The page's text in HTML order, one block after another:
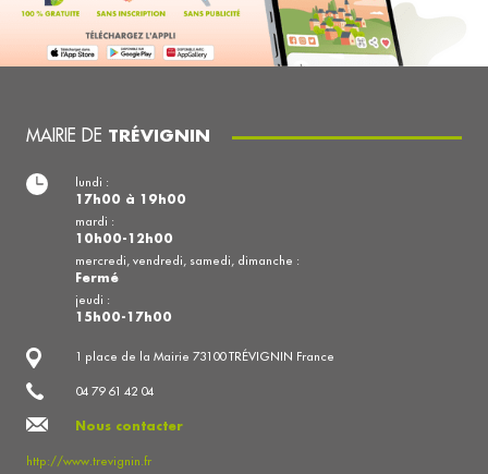
MAIRIE DE TRÉVIGNIN
1 place de la Mairie 73100 TRÉVIGNIN France
04 79 61 42 04
Nous contacter
http://www.trevignin.fr
lundi :
17h00 à 19h00
mardi :
10h00-12h00
mercredi, vendredi, samedi, dimanche :
Fermé
jeudi :
15h00-17h00